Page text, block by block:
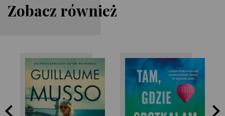
Zobacz również
Guillaume Musso
Paige Toon